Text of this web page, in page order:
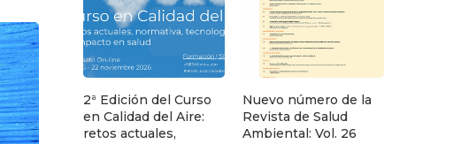
2ª Edición del Curso
en Calidad del Aire:
retos actuales,
Nuevo número de la
Revista de Salud
Ambiental: Vol. 26